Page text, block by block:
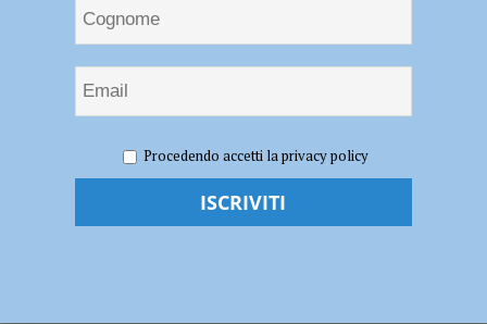
Coronavirus: bar e pub chiusi dalle 18 alle 6 a Piacenza, Podenzano e
Castel San Giovanni
Coronavirus: bar e pub chiusi dalle 18 alle
Procedendo accetti la privacy policy